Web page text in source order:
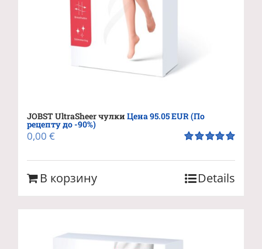
JOBST UltraSheer чулки Цена 95.05 EUR (По
рецепту до -90%)
из 5
0,00 €
В корзину Details